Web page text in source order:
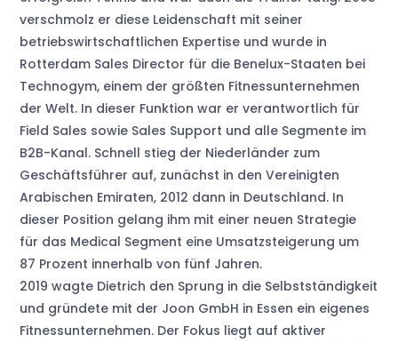
verschmolz er diese Leidenschaft mit seiner
betriebswirtschaftlichen Expertise und wurde in
Rotterdam Sales Director für die Benelux-Staaten bei
Technogym, einem der größten Fitnessunternehmen
der Welt. In dieser Funktion war er verantwortlich für
Field Sales sowie Sales Support und alle Segmente im
B2B-Kanal. Schnell stieg der Niederländer zum
Geschäftsführer auf, zunächst in den Vereinigten
Arabischen Emiraten, 2012 dann in Deutschland. In
dieser Position gelang ihm mit einer neuen Strategie
für das Medical Segment eine Umsatzsteigerung um
87 Prozent innerhalb von fünf Jahren.
2019 wagte Dietrich den Sprung in die Selbstständigkeit
und gründete mit der Joon GmbH in Essen ein eigenes
Fitnessunternehmen. Der Fokus liegt auf aktiver